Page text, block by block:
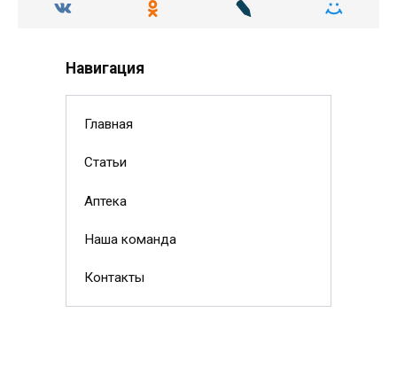
Навигация
Главная
Статьи
Аптека
Наша команда
Контакты